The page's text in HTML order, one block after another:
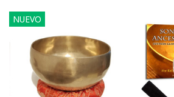
NUEVO